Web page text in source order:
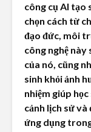
công cụ AI tạo
chọn cách từ
đạo đức, môi
công nghệ này
của nó, cũng
sinh khỏi ảnh
nhiệm giúp
cảnh lịch sử
ứng dụng